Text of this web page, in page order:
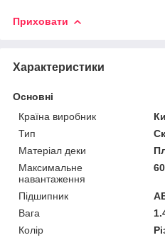
Приховати
Характеристики
Основні
Країна виробник
Тип
Матеріал деки
Максимальне
навантаження
Підшипник
Вага
Колір